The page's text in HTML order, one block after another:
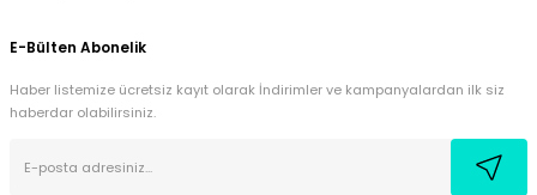
E-Bülten Abonelik
Haber listemize ücretsiz kayıt olarak İndirimler ve kampanyalardan ilk siz
haberdar olabilirsiniz.